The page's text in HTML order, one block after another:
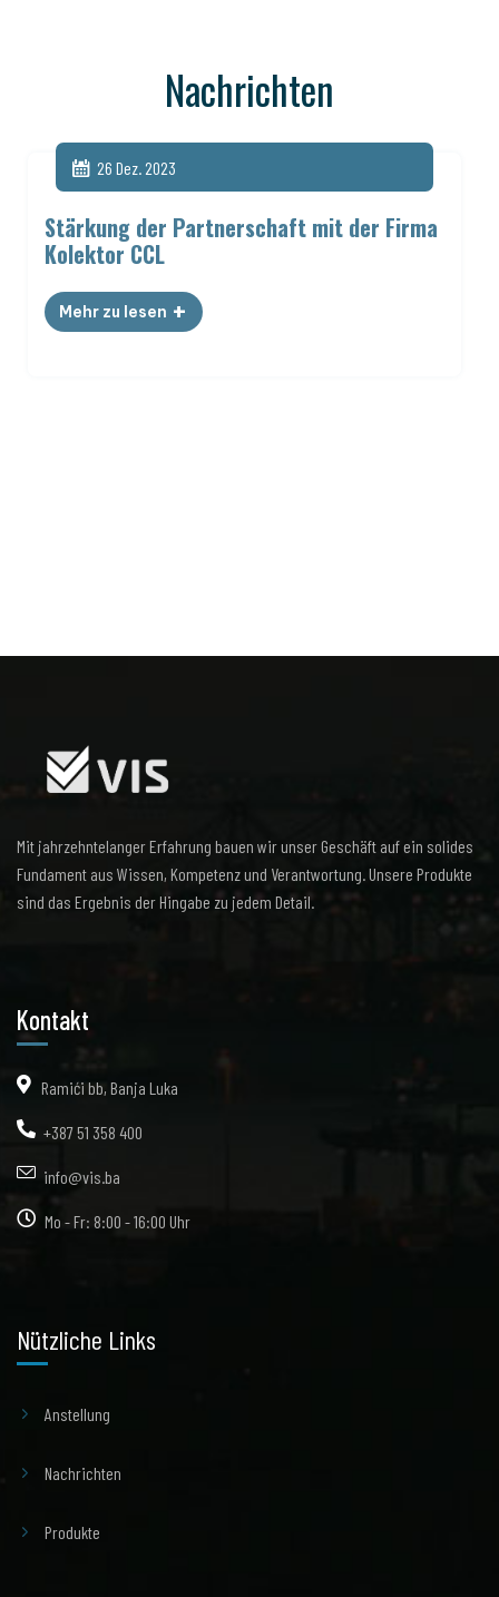
Nachrichten
26 Dez. 2023
Stärkung der Partnerschaft mit der Firma
Kolektor CCL
Mehr zu lesen +
Mit jahrzehntelanger Erfahrung bauen wir unser Geschäft auf ein solides
Fundament aus Wissen, Kompetenz und Verantwortung. Unsere Produkte
sind das Ergebnis der Hingabe zu jedem Detail.
Kontakt
Ramići bb, Banja Luka
+387 51 358 400
info@vis.ba
Mo - Fr: 8:00 - 16:00 Uhr
Nützliche Links
Anstellung
Nachrichten
Produkte